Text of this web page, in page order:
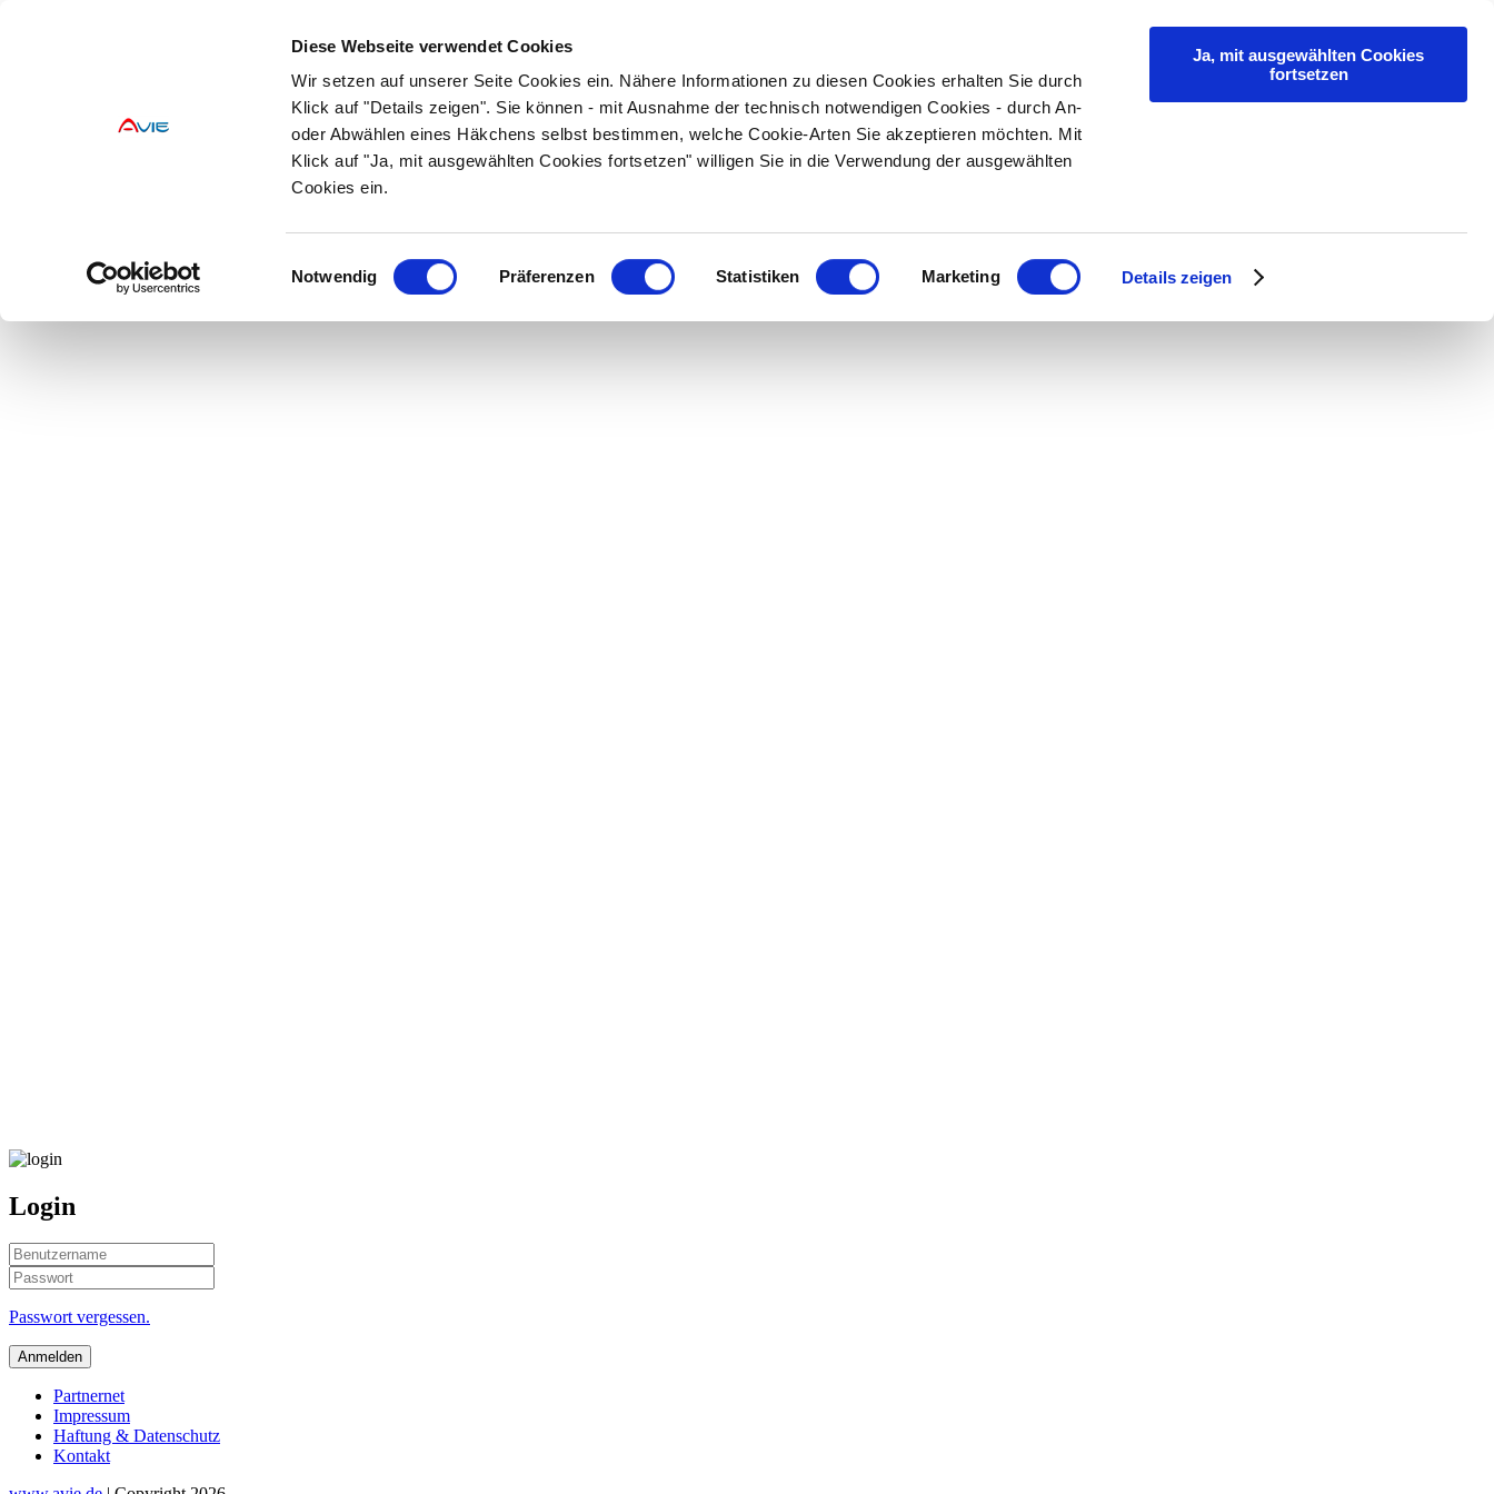
Diese Webseite verwendet Cookies
Wir setzen auf unserer Seite Cookies ein. Nähere Informationen zu diesen Cookies erhalten Sie durch
Klick auf "Details zeigen". Sie können - mit Ausnahme der technisch notwendigen Cookies - durch An-
oder Abwählen eines Häkchens selbst bestimmen, welche Cookie-Arten Sie akzeptieren möchten. Mit
Klick auf "Ja, mit ausgewählten Cookies fortsetzen" willigen Sie in die Verwendung der ausgewählten
Cookies ein.
Einwilligungsauswahl
Notwendig Präferenzen Statistiken Marketing Details zeigen
Ja, mit ausgewählten Cookies
fortsetzen
Stichwort
Vergrößern von Texten und Bildern
Login
Passwort vergessen.
Partnernet
Impressum
Haftung & Datenschutz
Kontakt